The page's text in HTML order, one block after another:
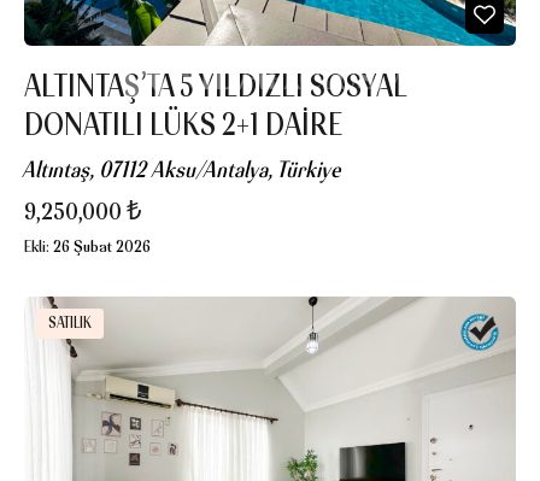
ALTINTAŞ’TA 5 YILDIZLI SOSYAL
DONATILI LÜKS 2+1 DAIRE
Altıntaş, 07112 Aksu/Antalya, Türkiye
9,250,000 ₺
Ekli: 26 Şubat 2026
SATILIK